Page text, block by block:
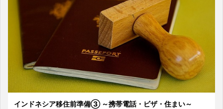
インドネシア移住前準備③ ～携帯電話・ビザ・住まい～